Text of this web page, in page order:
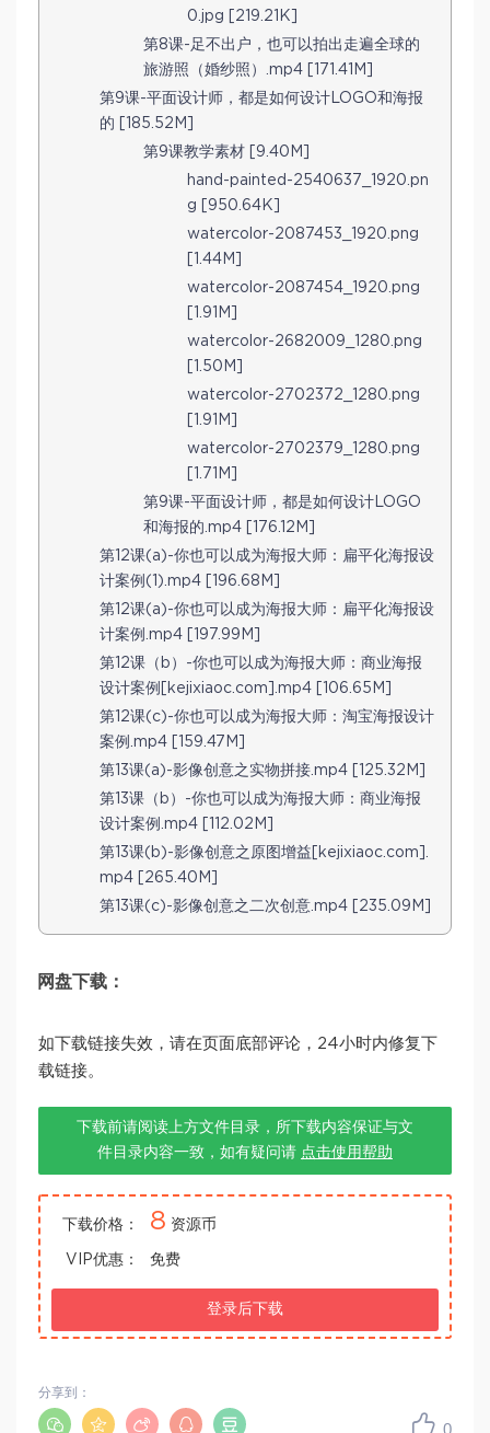
0.jpg [219.21K]
第8课-足不出户，也可以拍出走遍全球的
旅游照（婚纱照）.mp4 [171.41M]
第9课-平面设计师，都是如何设计LOGO和海报
的 [185.52M]
第9课教学素材 [9.40M]
hand-painted-2540637_1920.pn
g [950.64K]
watercolor-2087453_1920.png
[1.44M]
watercolor-2087454_1920.png
[1.91M]
watercolor-2682009_1280.png
[1.50M]
watercolor-2702372_1280.png
[1.91M]
watercolor-2702379_1280.png
[1.71M]
第9课-平面设计师，都是如何设计LOGO
和海报的.mp4 [176.12M]
第12课(a)-你也可以成为海报大师：扁平化海报设
计案例(1).mp4 [196.68M]
第12课(a)-你也可以成为海报大师：扁平化海报设
计案例.mp4 [197.99M]
第12课（b）-你也可以成为海报大师：商业海报
设计案例[kejixiaoc.com].mp4 [106.65M]
第12课(c)-你也可以成为海报大师：淘宝海报设计
案例.mp4 [159.47M]
第13课(a)-影像创意之实物拼接.mp4 [125.32M]
第13课（b）-你也可以成为海报大师：商业海报
设计案例.mp4 [112.02M]
第13课(b)-影像创意之原图增益[kejixiaoc.com].
mp4 [265.40M]
第13课(c)-影像创意之二次创意.mp4 [235.09M]
网盘下载：
如下载链接失效，请在页面底部评论，24小时内修复下
载链接。
下载前请阅读上方文件目录，所下载内容保证与文
件目录内容一致，如有疑问请 点击使用帮助
下载价格： 8 资源币
VIP优惠： 免费
登录后下载
0
分享到：